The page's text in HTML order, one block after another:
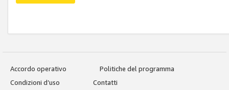
Accordo operativo
Politiche del programma
Condizioni d’uso
Contatti